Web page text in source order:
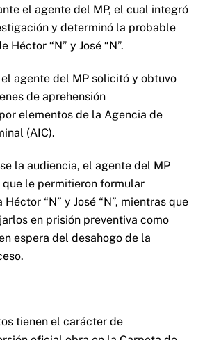
el agente del MP, el cual integró
y determinó la probable
Héctor “N” y José “N”.
agente del MP solicitó y obtuvo
de aprehensión
elementos de la Agencia de
(AIC).
la audiencia, el agente del MP
le permitieron formular
“N” y José “N”, mientras que
en prisión preventiva como
espera del desahogo de la
tienen el carácter de